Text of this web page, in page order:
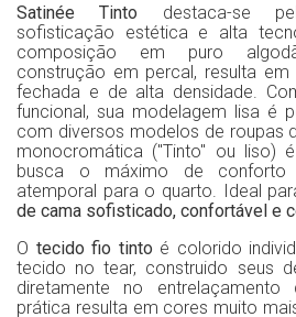
Satinée Tinto destaca-se
sofisticação estética e alta
composição em puro
construção em percal, resulta
fechada e de alta densidade.
funcional, sua modelagem lisa é
com diversos modelos de roupas
monocromática ("Tinto" ou liso)
busca o máximo de conforto
atemporal para o quarto. Ideal
de cama sofisticado, confortável e
O tecido fio tinto é colorido
tecido no tear, construido seus
diretamente no
prática resulta em cores muito